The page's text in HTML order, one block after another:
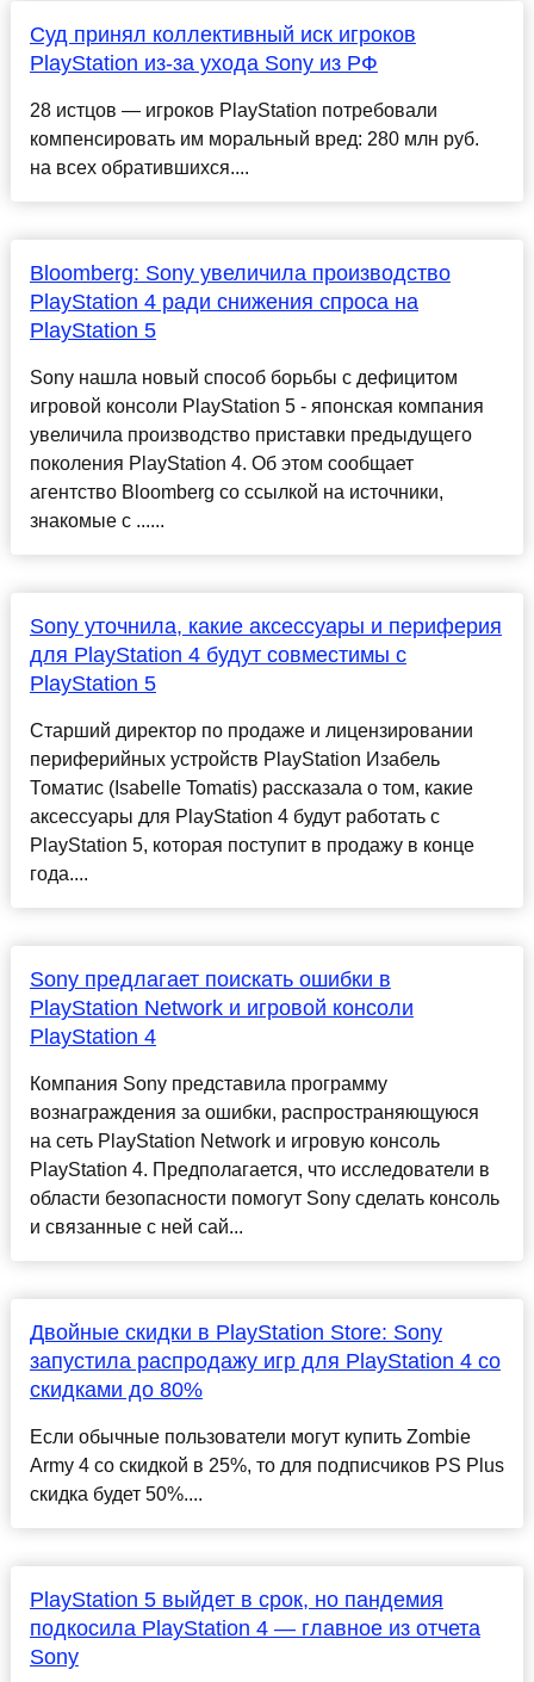
Суд принял коллективный иск игроков
PlayStation из-за ухода Sony из РФ
28 истцов — игроков PlayStation потребовали
компенсировать им моральный вред: 280 млн руб.
на всех обратившихся....
Bloomberg: Sony увеличила производство
PlayStation 4 ради снижения спроса на
PlayStation 5
Sony нашла новый способ борьбы с дефицитом
игровой консоли PlayStation 5 - японская компания
увеличила производство приставки предыдущего
поколения PlayStation 4. Об этом сообщает
агентство Bloomberg со ссылкой на источники,
знакомые с ......
Sony уточнила, какие аксессуары и периферия
для PlayStation 4 будут совместимы с
PlayStation 5
Старший директор по продаже и лицензировании
периферийных устройств PlayStation Изабель
Томатис (Isabelle Tomatis) рассказала о том, какие
аксессуары для PlayStation 4 будут работать с
PlayStation 5, которая поступит в продажу в конце
года....
Sony предлагает поискать ошибки в
PlayStation Network и игровой консоли
PlayStation 4
Компания Sony представила программу
вознаграждения за ошибки, распространяющуюся
на сеть PlayStation Network и игровую консоль
PlayStation 4. Предполагается, что исследователи в
области безопасности помогут Sonу сделать консоль
и связанные с ней сай...
Двойные скидки в PlayStation Store: Sony
запустила распродажу игр для PlayStation 4 со
скидками до 80%
Если обычные пользователи могут купить Zombie
Army 4 со скидкой в 25%, то для подписчиков PS Plus
скидка будет 50%....
PlayStation 5 выйдет в срок, но пандемия
подкосила PlayStation 4 — главное из отчета
Sony